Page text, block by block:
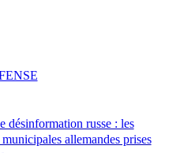
désinformation russe : les
allemandes prises